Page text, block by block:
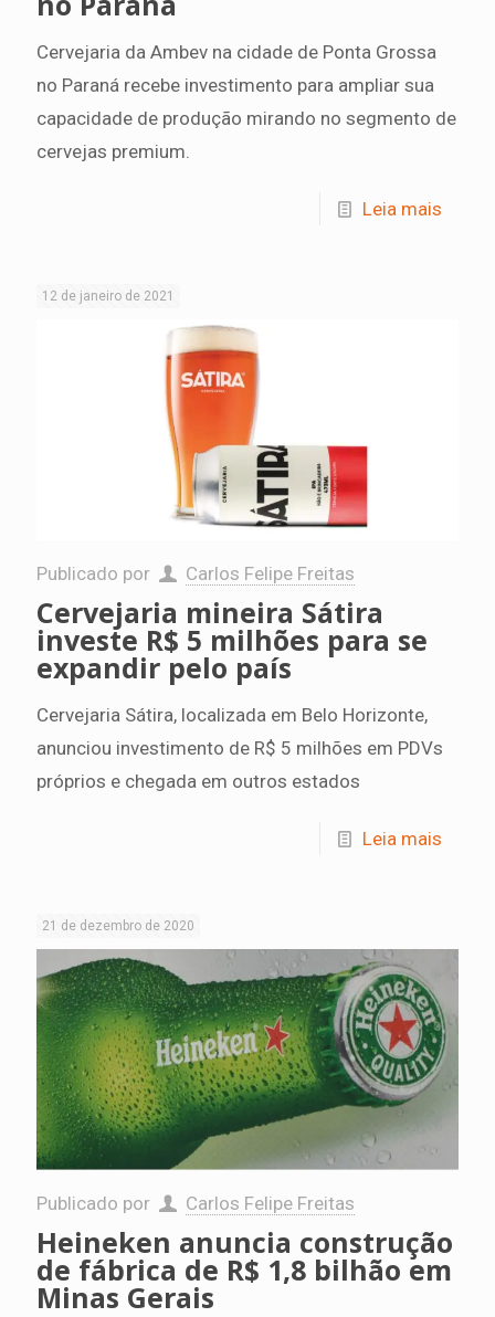
Cervejaria da Ambev na cidade de Ponta Grossa
no Paraná recebe investimento para ampliar sua
capacidade de produção mirando no segmento de
cervejas premium.
Leia mais
12 de janeiro de 2021
Publicado por Carlos Felipe Freitas
Cervejaria mineira Sátira
investe R$ 5 milhões para se
expandir pelo país
Cervejaria Sátira, localizada em Belo Horizonte,
anunciou investimento de R$ 5 milhões em PDVs
próprios e chegada em outros estados
Leia mais
21 de dezembro de 2020
Publicado por Carlos Felipe Freitas
Heineken anuncia construção
de fábrica de R$ 1,8 bilhão em
Minas Gerais